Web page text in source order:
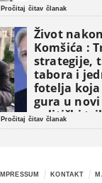
Pročitaj čitav članak
Život nakon
Komšića :
strategije,
tabora i
fotelja koja
gura u novi
politički
Pročitaj čitav članak
IMPRESSUM KONTAKT